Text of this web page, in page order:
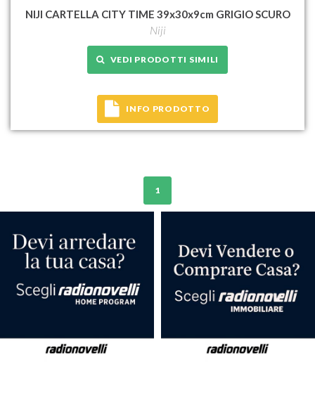
NIJI CARTELLA CITY TIME 39x30x9cm GRIGIO SCURO
Niji
VEDI PRODOTTI SIMILI
INFO PRODOTTO
1